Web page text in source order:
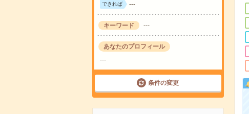
できれば ---
キーワード ---
あなたのプロフィール
---
条件の変更